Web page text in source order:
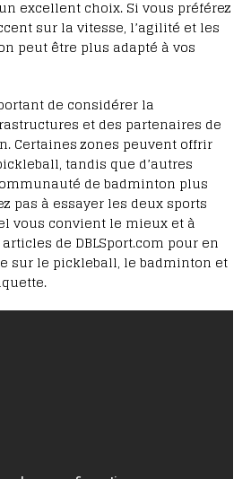
excellent choix. Si vous préférez
sur la vitesse, l’agilité et les
peut être plus adapté à vos
de considérer la
et des partenaires de
Certaines zones peuvent offrir
tandis que d’autres
de badminton plus
pas à essayer les deux sports
vous convient le mieux et à
de DBLSport.com pour en
sur le pickleball, le badminton et